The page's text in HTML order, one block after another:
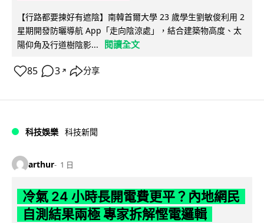
【行路都要揀好有遮陰】南韓首爾大學 23 歲學生劉敏俊利用 2
星期開發防曬導航 App「走向陰涼處」，結合建築物高度、太
陽仰角及行道樹陰影...
閱讀全文
85 3 ↗ 分享
科技娛樂 科技新聞
arthur 1 日
冷氣 24 小時長開電費更平？內地網民
自測結果兩極 專家拆解慳電邏輯